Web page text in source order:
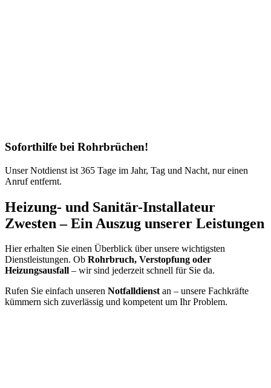
Soforthilfe bei Rohrbrüchen!
Unser Notdienst ist 365 Tage im Jahr, Tag und Nacht, nur einen
Anruf entfernt.
Heizung- und Sanitär-Installateur
Zwesten – Ein Auszug unserer Leistungen
Hier erhalten Sie einen Überblick über unsere wichtigsten
Dienstleistungen. Ob Rohrbruch, Verstopfung oder
Heizungsausfall – wir sind jederzeit schnell für Sie da.
Rufen Sie einfach unseren Notfalldienstan – unsere Fachkräfte
kümmern sich zuverlässig und kompetent um Ihr Problem.